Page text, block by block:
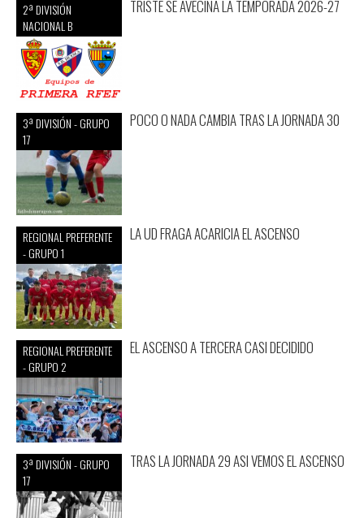
2ª DIVISIÓN
NACIONAL B
TRISTE SE AVECINA LA TEMPORADA 2026-27
3ª DIVISIÓN - GRUPO
17
POCO O NADA CAMBIA TRAS LA JORNADA 30
REGIONAL PREFERENTE
- GRUPO 1
LA UD FRAGA ACARICIA EL ASCENSO
REGIONAL PREFERENTE
- GRUPO 2
EL ASCENSO A TERCERA CASI DECIDIDO
3ª DIVISIÓN - GRUPO
17
TRAS LA JORNADA 29 ASI VEMOS EL ASCENSO